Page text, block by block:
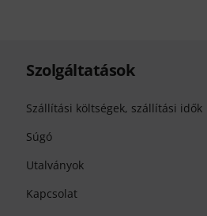
Szolgáltatások
Szállítási költségek, szállítási idők
Súgó
Utalványok
Kapcsolat